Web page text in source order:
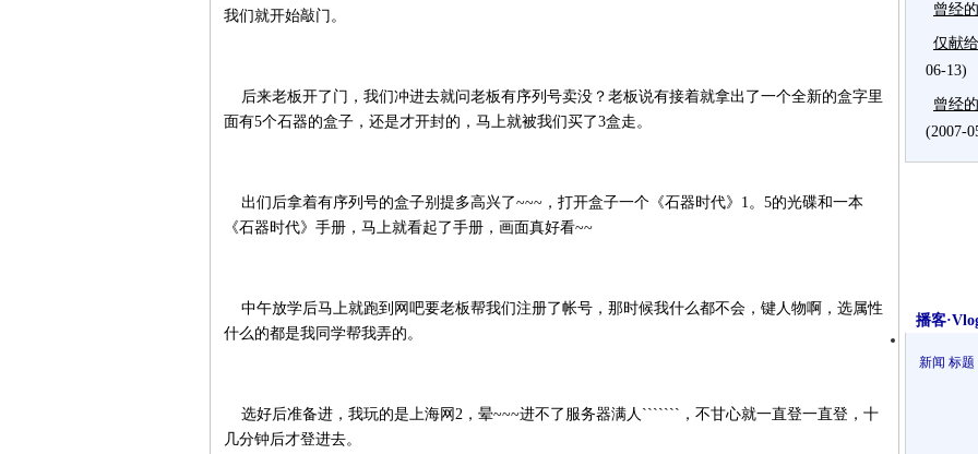
我们就开始敲门。
后来老板开了门，我们冲进去就问老板有序列号卖没？老板说有接着就拿出了一个全新的盒字里
面有5个石器的盒子，还是才开封的，马上就被我们买了3盒走。
出们后拿着有序列号的盒子别提多高兴了~~~，打开盒子一个《石器时代》1。5的光碟和一本
《石器时代》手册，马上就看起了手册，画面真好看~~
中午放学后马上就跑到网吧要老板帮我们注册了帐号，那时候我什么都不会，键人物啊，选属性
什么的都是我同学帮我弄的。
选好后准备进，我玩的是上海网2，晕~~~进不了服务器满人```````，不甘心就一直登一直登，十
几分钟后才登进去。
曾经
仅献
06-13)
曾经
(2007-
播客
新闻 标